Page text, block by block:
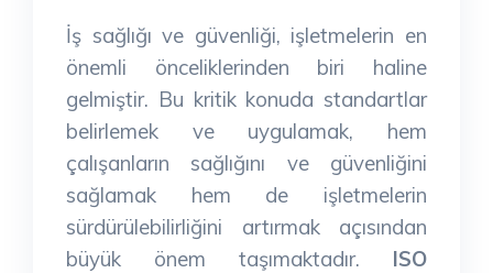
İş sağlığı ve güvenliği, işletmelerin en
önemli önceliklerinden biri haline
gelmiştir. Bu kritik konuda standartlar
belirlemek ve uygulamak, hem
çalışanların sağlığını ve güvenliğini
sağlamak hem de işletmelerin
sürdürülebilirliğini artırmak açısından
büyük önem taşımaktadır. ISO